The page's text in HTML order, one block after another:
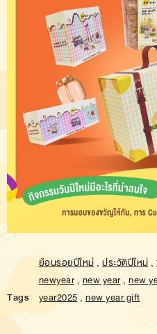
Tags
ย้อนรอยปีใหม่ , ประวัติปีใหม่ ,
newyear, new year, new
year2025 , new year gift